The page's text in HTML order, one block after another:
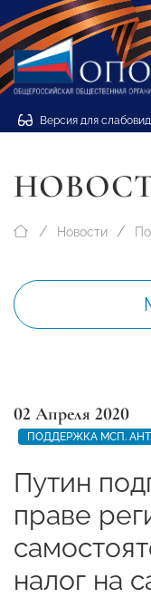
Версия для
Новости
02 Апреля 2020
ПОДДЕРЖКА МСП.
Путин
праве
налог на